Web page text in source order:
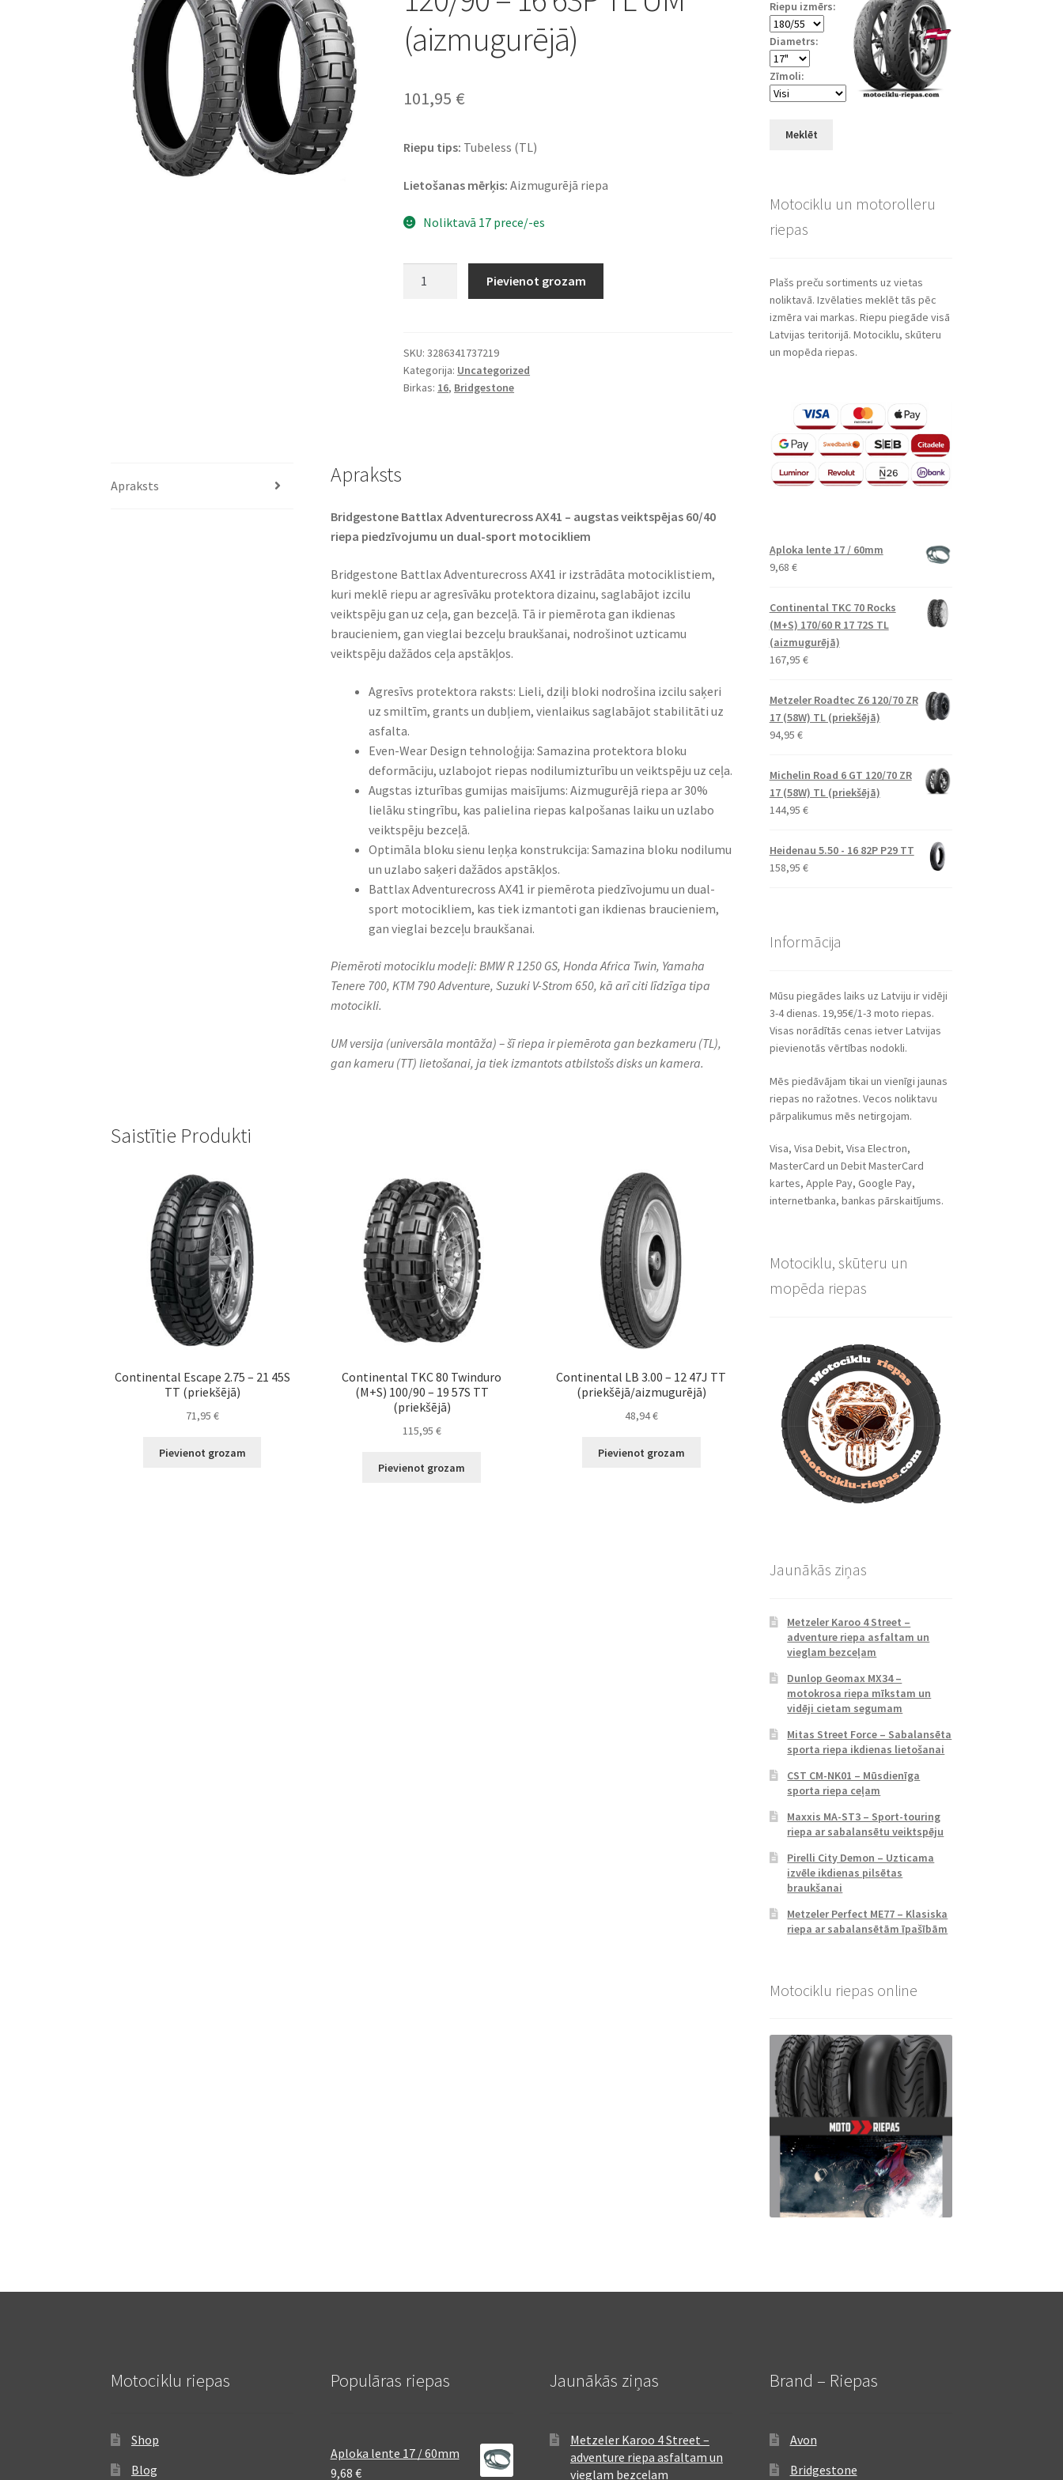
(aizmugurējā)
101,95 €
Riepu tips: Tubeless (TL)
Lietošanas mērķis: Aizmugurējā riepa
Noliktavā 17 prece/-es
120/90
-
16
Pievienot grozam
SKU:3286341737219
Kategorija: Uncategorized
Birkas: 16, Bridgestone
Apraksts Apraksts
Bridgestone Battlax Adventurecross AX41 – augstas veiktspējas 60/40
riepa piedzīvojumu un dual-sport motocikliem​
Bridgestone Battlax Adventurecross AX41 ir izstrādāta motociklistiem,
kuri meklē riepu ar agresīvāku protektora dizainu, saglabājot izcilu
veiktspēju gan uz ceļa, gan bezceļā. Tā ir piemērota gan ikdienas
braucieniem, gan vieglai bezceļu braukšanai, nodrošinot uzticamu
veiktspēju dažādos ceļa apstākļos.​
Agresīvs protektora raksts: Lieli, dziļi bloki nodrošina izcilu saķeri
uz smiltīm, grants un dubļiem, vienlaikus saglabājot stabilitāti uz
asfalta.​
Even-Wear Design tehnoloģija: Samazina protektora bloku
deformāciju, uzlabojot riepas nodilumizturību un veiktspēju uz ceļa.​
Augstas izturības gumijas maisījums: Aizmugurējā riepa ar 30%
lielāku stingrību, kas palielina riepas kalpošanas laiku un uzlabo
veiktspēju bezceļā.​
Optimāla bloku sienu leņķa konstrukcija: Samazina bloku nodilumu
un uzlabo saķeri dažādos apstākļos.​
Battlax Adventurecross AX41 ir piemērota piedzīvojumu un dual-
sport motocikliem, kas tiek izmantoti gan ikdienas braucieniem,
gan vieglai bezceļu braukšanai.
Piemēroti motociklu modeļi: BMW R 1250 GS, Honda Africa Twin, Yamaha
Tenere 700, KTM 790 Adventure, Suzuki V-Strom 650, kā arī citi līdzīga tipa
motocikli.​
UM versija (universāla montāža) – šī riepa ir piemērota gan bezkameru (TL),
gan kameru (TT) lietošanai, ja tiek izmantots atbilstošs disks un kamera.
Saistītie Produkti
Continental Escape 2.75 – 21 45S
TT (priekšējā)
71,95 €
Pievienot grozam
Continental TKC 80 Twinduro
(M+S) 100/90 – 19 57S TT
(priekšējā)
115,95 €
Pievienot grozam
Continental LB 3.00 – 12 47J TT
(priekšējā/aizmugurējā)
48,94€
Pievienot grozam
Riepu izmērs:
Diametrs:
Zīmoli:
Meklēt
Motociklu un motorolleru
riepas
Plašs preču sortiments uz vietas
noliktavā. Izvēlaties meklēt tās pēc
izmēra vai markas. Riepu piegāde visā
Latvijas teritorijā. Motociklu, skūteru
un mopēda riepas.
Aploka lente 17 / 60mm
9,68 €
Continental TKC 70 Rocks
(M+S) 170/60 R 17 72S TL
(aizmugurējā)
167,95 €
Metzeler Roadtec Z6 120/70 ZR
17 (58W) TL (priekšējā)
94,95 €
Michelin Road 6 GT 120/70 ZR
17 (58W) TL (priekšējā)
144,95 €
Heidenau 5.50 - 16 82P P29 TT
158,95 €
Informācija
Mūsu piegādes laiks uz Latviju ir vidēji
3-4 dienas. 19,95€/1-3 moto riepas.
Visas norādītās cenas ietver Latvijas
pievienotās vērtības nodokli.
Mēs piedāvājam tikai un vienīgi jaunas
riepas no ražotnes. Vecos noliktavu
pārpalikumus mēs netirgojam.
Visa, Visa Debit, Visa Electron,
MasterCard un Debit MasterCard
kartes, Apple Pay, Google Pay,
internetbanka, bankas pārskaitījums.
Motociklu, skūteru un
mopēda riepas
Jaunākās ziņas
Metzeler Karoo 4 Street –
adventure riepa asfaltam un
vieglam bezceļam
Dunlop Geomax MX34 –
motokrosa riepa mīkstam un
vidēji cietam segumam
Mitas Street Force – Sabalansēta
sporta riepa ikdienas lietošanai
CST CM-NK01 – Mūsdienīga
sporta riepa ceļam
Maxxis MA-ST3 – Sport-touring
riepa ar sabalansētu veiktspēju
Pirelli City Demon – Uzticama
izvēle ikdienas pilsētas
braukšanai
Metzeler Perfect ME77 – Klasiska
riepa ar sabalansētām īpašībām
Motociklu riepas online
Motociklu riepas
Shop
Blog
Populāras riepas
Aploka lente 17 / 60mm
9,68 €
Jaunākās ziņas
Metzeler Karoo 4 Street –
adventure riepa asfaltam un
vieglam bezceļam
Brand – Riepas
Avon
Bridgestone